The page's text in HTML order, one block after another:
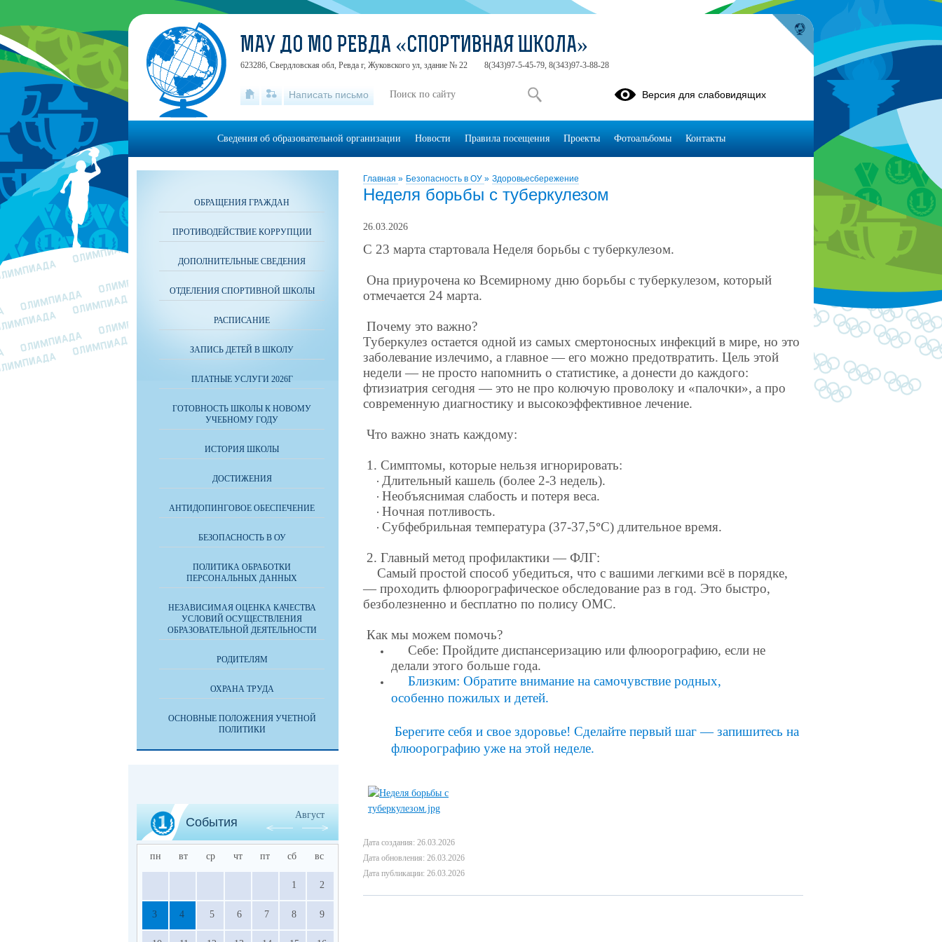
Главная » Безопасность в ОУ » Здоровьесбережение
Неделя борьбы с туберкулезом
26.03.2026
С 23 марта стартовала Неделя борьбы с туберкулезом.
Она приурочена ко Всемирному дню борьбы с туберкулезом, который
отмечается 24 марта.
Почему это важно?
Туберкулез остается одной из самых смертоносных инфекций в мире, но это
заболевание излечимо, а главное — его можно предотвратить. Цель этой
недели — не просто напомнить о статистике, а донести до каждого:
фтизиатрия сегодня — это не про колючую проволоку и «палочки», а про
современную диагностику и высокоэффективное лечение.
Что важно знать каждому:
1. Симптомы, которые нельзя игнорировать:
· Длительный кашель (более 2-3 недель).
· Необъяснимая слабость и потеря веса.
· Ночная потливость.
· Субфебрильная температура (37-37,5°C) длительное время.
2. Главный метод профилактики — ФЛГ:
Самый простой способ убедиться, что с вашими легкими всё в порядке,
— проходить флюорографическое обследование раз в год. Это быстро,
безболезненно и бесплатно по полису ОМС.
Как мы можем помочь?
Себе: Пройдите диспансеризацию или флюорографию, если не
делали этого больше года.
Близким: Обратите внимание на самочувствие родных,
особенно пожилых и детей.
Берегите себя и свое здоровье! Сделайте первый шаг — запишитесь на
флюорографию уже на этой неделе.
Дата создания: 26.03.2026
Дата обновления: 26.03.2026
Дата публикации: 26.03.2026
ОБРАЩЕНИЯ ГРАЖДАН
ПРОТИВОДЕЙСТВИЕ КОРРУПЦИИ
ДОПОЛНИТЕЛЬНЫЕ СВЕДЕНИЯ
ОТДЕЛЕНИЯ СПОРТИВНОЙ ШКОЛЫ
РАСПИСАНИЕ
ЗАПИСЬ ДЕТЕЙ В ШКОЛУ
ПЛАТНЫЕ УСЛУГИ 2026Г
ГОТОВНОСТЬ ШКОЛЫ К НОВОМУ
УЧЕБНОМУ ГОДУ
ИСТОРИЯ ШКОЛЫ
ДОСТИЖЕНИЯ
АНТИДОПИНГОВОЕ ОБЕСПЕЧЕНИЕ
БЕЗОПАСНОСТЬ В ОУ
ПОЛИТИКА ОБРАБОТКИ
ПЕРСОНАЛЬНЫХ ДАННЫХ
НЕЗАВИСИМАЯ ОЦЕНКА КАЧЕСТВА
УСЛОВИЙ ОСУЩЕСТВЛЕНИЯ
ОБРАЗОВАТЕЛЬНОЙ ДЕЯТЕЛЬНОСТИ
РОДИТЕЛЯМ
ОХРАНА ТРУДА
ОСНОВНЫЕ ПОЛОЖЕНИЯ УЧЕТНОЙ
ПОЛИТИКИ
События
Август
пн вт ср чт пт сб вс
1 2
3 4 5 6 7 8 9
МАУ ДО МО РЕВДА «СПОРТИВНАЯ ШКОЛА»
623286, Свердловская обл, Ревда г, Жуковского ул, здание № 22 8(343)97-5-45-79, 8(343)97-3-88-28
Написать письмо Версия для слабовидящих
Сведения об образовательной организации Новости Правила посещения Проекты Фотоальбомы Контакты